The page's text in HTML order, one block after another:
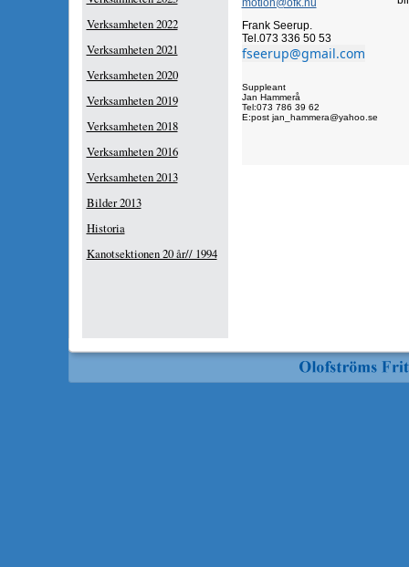
Verksamheten 2022
Verksamheten 2021
Verksamheten 2020
Verksamheten 2019
Verksamheten 2018
Verksamheten 2016
Verksamheten 2013
Bilder 2013
Historia
Kanotsektionen 20 år// 1994
motion@ofk.nu
Frank Seerup.
Tel.073 336 50 53
fseerup@gmail.com
Suppleant
Jan Hammerå
Tel:073 786 39 62
E:post jan_hammera@yahoo.se